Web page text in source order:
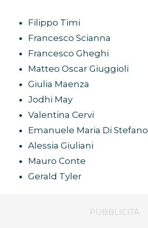
Filippo Timi
Francesco Scianna
Francesco Gheghi
Matteo Oscar Giuggioli
Giulia Maenza
Jodhi May
Valentina Cervi
Emanuele Maria Di Stefano
Alessia Giuliani
Mauro Conte
Gerald Tyler